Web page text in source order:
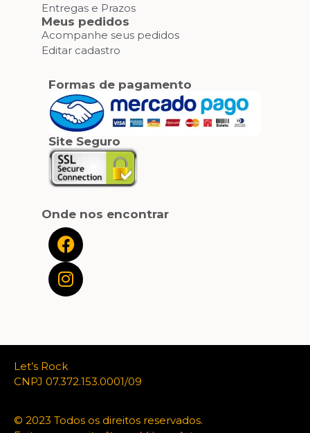
Entregas e Prazos
Meus pedidos
Acompanhe seus pedidos
Editar cadastro
Formas de pagamento
Site Seguro
Onde nos encontrar
Let’s Rock
CNPJ 07.372.153.0001/09
© 2023 Todos os direitos reservados.